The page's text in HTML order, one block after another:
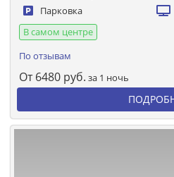
Парковка
В самом центре
По отзывам
От 6480 руб. за 1 ночь